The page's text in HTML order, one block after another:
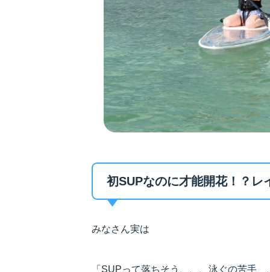
初SUPなのに才能開花！？レ
みなさん実は
「SUPって落ちそう、、、泳ぐの苦手